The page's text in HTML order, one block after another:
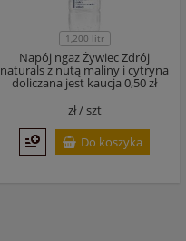
1,200 litr
Napój ngaz Żywiec Zdrój
naturals z nutą maliny i cytryna
doliczana jest kaucja 0,50 zł
zł /szt
Do koszyka